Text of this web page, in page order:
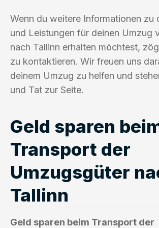
Wenn du weitere Informationen zu
und Leistungen für deinen Umzug
nach Tallinn erhalten möchtest,
zu kontaktieren. Wir freuen uns
deinem Umzug zu helfen und
und Tat zur Seite.
Geld sparen
Transport der
Umzugsgüter
Tallinn
Geld sparen beim Transport der